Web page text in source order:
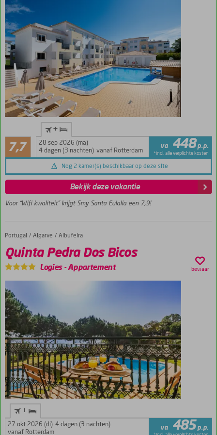
bij
GOfun!
centrum
Zwembad
Op
van het
strand
7,7
Goed
17
beoordelingen
+
28 sep 2026 (ma)
4 dagen (3 nachten) vanaf Rotterdam
va 448 p.p.
*incl. alle verplichte kosten
Nog 2 kamer(s) beschikbaar op deze site
Voor “Wifi kwaliteit” krijgt Smy Santa Eulalia een 7,9!
Bekijk deze vakantie
Home
Portugal Algarve Albufeira
Quinta Pedra Dos Bicos
Quinta Pedra Dos Bicos
Logies -Appartement bewaar
+
27 okt 2026 (di) 4 dagen (3 nachten)
vanaf Rotterdam
va 485 p.p.